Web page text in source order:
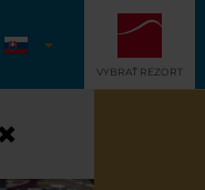
VYBRAŤ REZORT